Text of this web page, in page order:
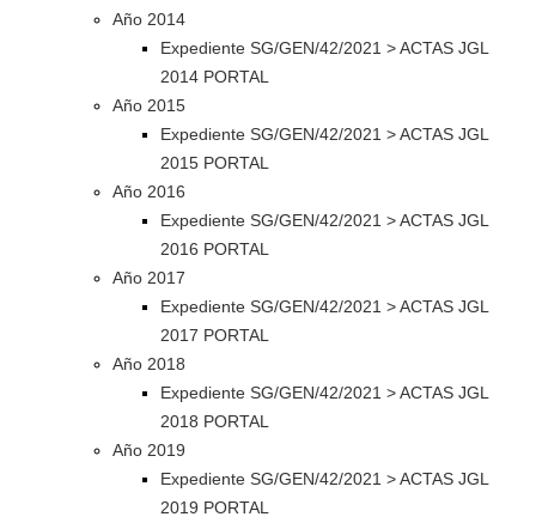
Año 2014
Expediente SG/GEN/42/2021 > ACTAS JGL
2014 PORTAL
Año 2015
Expediente SG/GEN/42/2021 > ACTAS JGL
2015 PORTAL
Año 2016
Expediente SG/GEN/42/2021 > ACTAS JGL
2016 PORTAL
Año 2017
Expediente SG/GEN/42/2021 > ACTAS JGL
2017 PORTAL
Año 2018
Expediente SG/GEN/42/2021 > ACTAS JGL
2018 PORTAL
Año 2019
Expediente SG/GEN/42/2021 > ACTAS JGL
2019 PORTAL